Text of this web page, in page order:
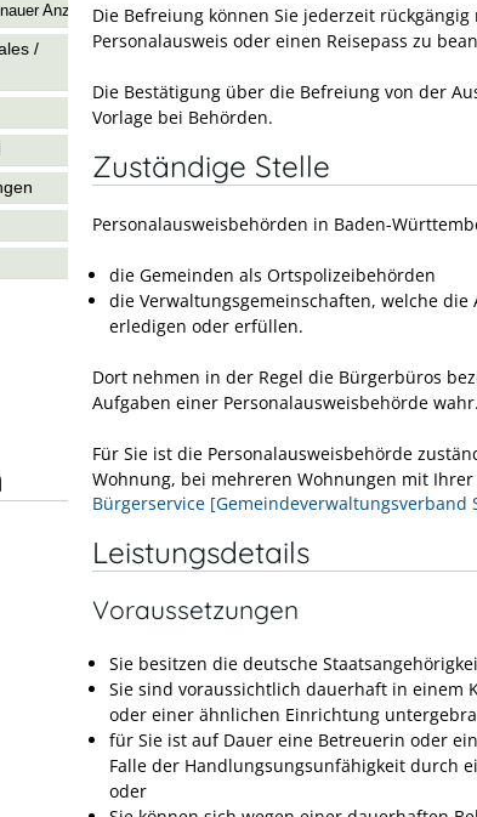
Anzeiger
/
Die Befreiung können Sie jederzeit
Personalausweis oder einen Reisepass zu
Die Bestätigung über die Befreiung von der
Vorlage bei Behörden.
Zuständige Stelle
Personalausweisbehörden in Baden-
die Gemeinden als Ortspolizeibehörden
die Verwaltungsgemeinschaften, welche die
erledigen oder erfüllen.
Dort nehmen in der Regel die Bürgerbüros
Aufgaben einer Personalausweisbehörde wahr.
Für Sie ist die Personalausweisbehörde
Wohnung, bei mehreren Wohnungen mit
Bürgerservice [Gemeindeverwaltungsverband
Leistungsdetails
Voraussetzungen
Sie besitzen die deutsche
Sie sind voraussichtlich dauerhaft in einem
oder einer ähnlichen Einrichtung
für Sie ist auf Dauer eine Betreuerin oder
Falle der Handlungsungsunfähigkeit durch
oder